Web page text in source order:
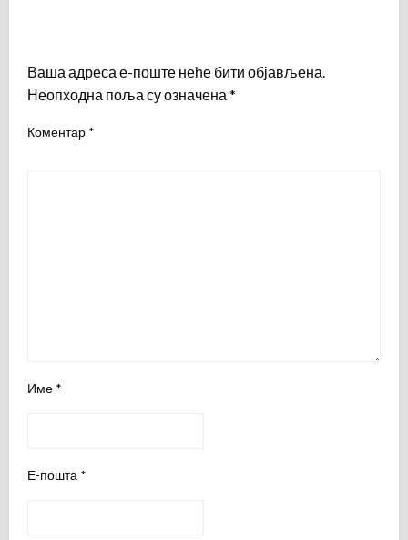
Ваша адреса е-поште неће бити објављена.
Неопходна поља су означена *
Коментар *
Име *
Е-пошта *